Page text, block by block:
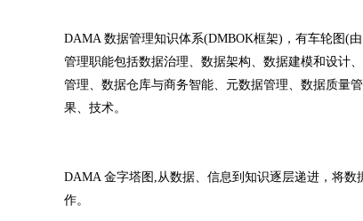
DAMA 数据管理知识体系(DMBOK框架)，有车轮图(
管理职能包括数据治理、数据架构、数据建模和设计
管理、数据仓库与商务智能、元数据管理、数据质量
果、技术。
DAMA 金字塔图,从数据、信息到知识逐层递进，将
作。